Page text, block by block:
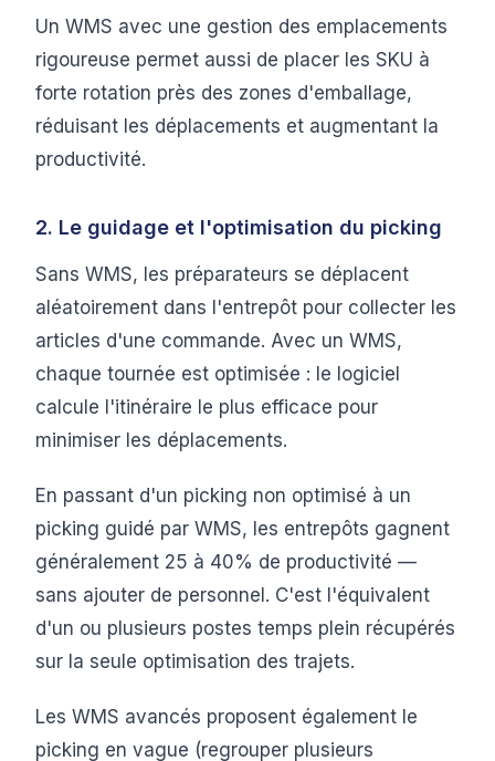
Un WMS avec une gestion des emplacements
rigoureuse permet aussi de placer les SKU à
forte rotation près des zones d'emballage,
réduisant les déplacements et augmentant la
productivité.
2. Le guidage et l'optimisation du picking
Sans WMS, les préparateurs se déplacent
aléatoirement dans l'entrepôt pour collecter les
articles d'une commande. Avec un WMS,
chaque tournée est optimisée : le logiciel
calcule l'itinéraire le plus efficace pour
minimiser les déplacements.
En passant d'un picking non optimisé à un
picking guidé par WMS, les entrepôts gagnent
généralement 25 à 40% de productivité —
sans ajouter de personnel. C'est l'équivalent
d'un ou plusieurs postes temps plein récupérés
sur la seule optimisation des trajets.
Les WMS avancés proposent également le
picking en vague (regrouper plusieurs